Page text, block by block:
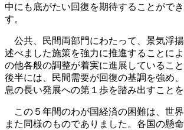
中にも底がたい回復を期待することがで
す。
公共、民間両部門にわたって、景気浮
述べました施策を強力に推進することに
の他各般の調整が着実に進展しているこ
後半には、民間需要が回復の基調を強め
息の長い発展への第１歩を踏み出すことを
この５年間のわが国経済の困難は、世
また同様のものでありました。各国の懸